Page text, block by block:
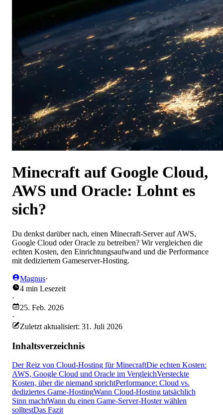
Minecraft auf Google Cloud,
AWS und Oracle: Lohnt es
sich?
Du denkst darüber nach, einen Minecraft-Server auf AWS,
Google Cloud oder Oracle zu betreiben? Wir vergleichen die
echten Kosten, den Einrichtungsaufwand und die Performance
mit dediziertem Gameserver-Hosting.
Magnus·
4 min Lesezeit
·
25. Feb. 2026
·
Zuletzt aktualisiert: 31. Juli 2026
Inhaltsverzeichnis
Der Reiz von Cloud-Hosting für MinecraftDie echten Kosten:
AWS, Google Cloud und Oracle im VergleichVersteckte
Kosten, über die niemand sprichtPerformance: Cloud vs.
dediziertes Game-HostingWann Cloud-Hosting tatsächlich
Sinn machtWann du einen Game-Server-Hoster wählen
solltestDas Fazit